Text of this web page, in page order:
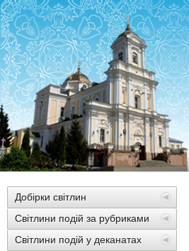
Добірки світлин
Світлини подій за рубриками
Світлини подій у деканатах